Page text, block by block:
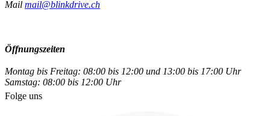
Mail mail@blinkdrive.ch
Öffnungszeiten
Montag bis Freitag: 08:00 bis 12:00 und 13:00 bis 17:00 Uhr
Samstag: 08:00 bis 12:00 Uhr
Folge uns